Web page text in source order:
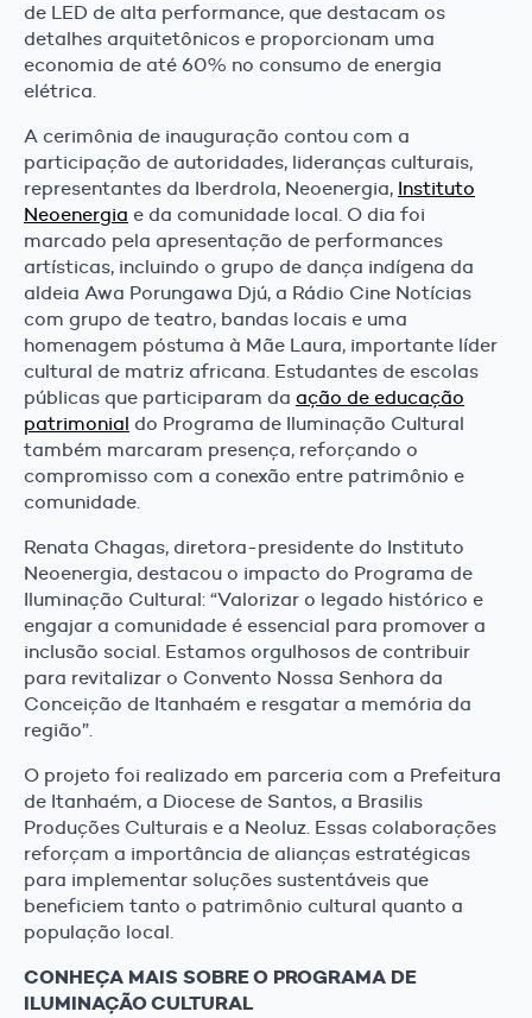
de LED de alta performance, que destacam os
detalhes arquitetônicos e proporcionam uma
economia de até 60% no consumo de energia
elétrica.
A cerimônia de inauguração contou com a
participação de autoridades, lideranças culturais,
representantes da Iberdrola, Neoenergia, Instituto
Neoenergia e da comunidade local. O dia foi
marcado pela apresentação de performances
artísticas, incluindo o grupo de dança indígena da
aldeia Awa Porungawa Djú, a Rádio Cine Notícias
com grupo de teatro, bandas locais e uma
homenagem póstuma à Mãe Laura, importante líder
cultural de matriz africana. Estudantes de escolas
públicas que participaram da ação de educação
patrimonial do Programa de Iluminação Cultural
também marcaram presença, reforçando o
compromisso com a conexão entre patrimônio e
comunidade.
Renata Chagas, diretora-presidente do Instituto
Neoenergia, destacou o impacto do Programa de
Iluminação Cultural: “Valorizar o legado histórico e
engajar a comunidade é essencial para promover a
inclusão social. Estamos orgulhosos de contribuir
para revitalizar o Convento Nossa Senhora da
Conceição de Itanhaém e resgatar a memória da
região”.
O projeto foi realizado em parceria com a Prefeitura
de Itanhaém, a Diocese de Santos, a Brasilis
Produções Culturais e a Neoluz. Essas colaborações
reforçam a importância de alianças estratégicas
para implementar soluções sustentáveis que
beneficiem tanto o patrimônio cultural quanto a
população local.
CONHEÇA MAIS SOBRE O PROGRAMA DE
ILUMINAÇÃO CULTURAL